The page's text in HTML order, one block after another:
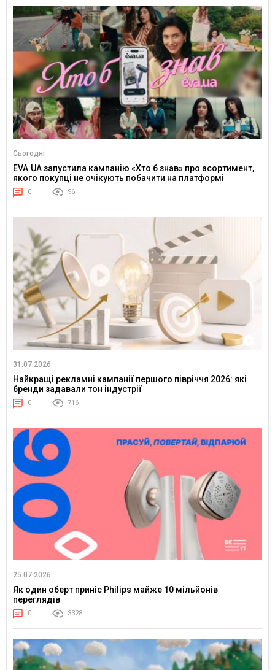
Сьогодні
EVA.UA запустила кампанію «Хто б знав» про асортимент,
якого покупці не очікують побачити на платформі
0 96
31.07.2026
Найкращі рекламні кампанії першого півріччя 2026: які
бренди задавали тон індустрії
0 716
25.07.2026
Як один оберт приніс Philips майже 10 мільйонів
переглядів
0 3328